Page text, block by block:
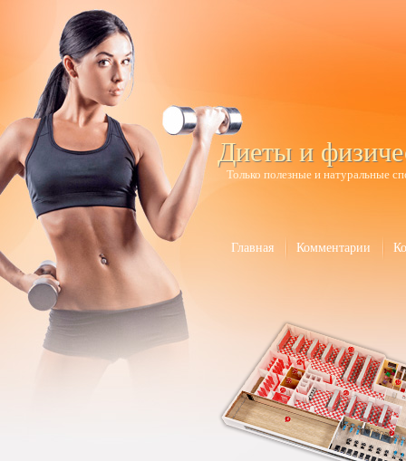
Диеты и
Только полезные и натуральные
Главная Комментарии